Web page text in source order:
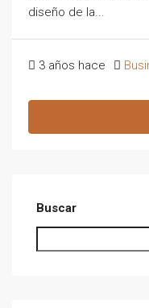
diseño de la...
3 años hace
Buscar